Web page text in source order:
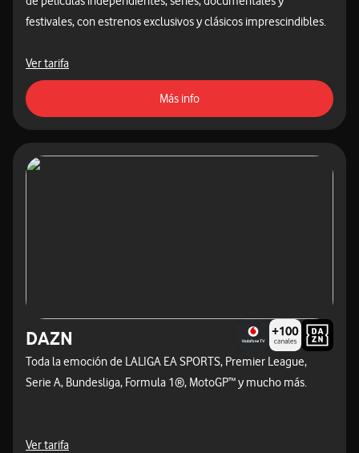
festivales, con estrenos exclusivos y clásicos imprescindibles.
Ver tarifaacceder a las tarifas destacadas
Más infoacceso a la página de
DAZN
Toda la emoción de LALIGA EA SPORTS, Premier League,
Serie A, Bundesliga, Formula 1®, MotoGP™ y mucho más.
Ver tarifa